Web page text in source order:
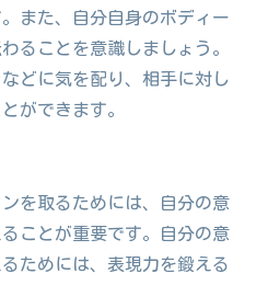
また、自分自身のボディー
ることを意識しましょう。
どに気を配り、相手に対し
ができます。
を取るためには、自分の意
ことが重要です。自分の意
ためには、表現力を鍛える